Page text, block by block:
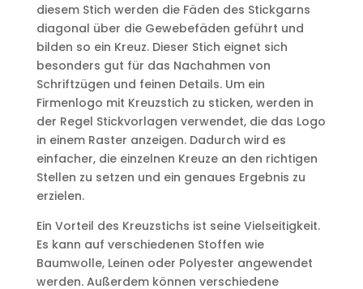
diesem Stich werden die Fäden des Stickgarns
diagonal über die Gewebefäden geführt und
bilden so ein Kreuz. Dieser Stich eignet sich
besonders gut für das Nachahmen von
Schriftzügen und feinen Details. Um ein
Firmenlogo mit Kreuzstich zu sticken, werden in
der Regel Stickvorlagen verwendet, die das Logo
in einem Raster anzeigen. Dadurch wird es
einfacher, die einzelnen Kreuze an den richtigen
Stellen zu setzen und ein genaues Ergebnis zu
erzielen.
Ein Vorteil des Kreuzstichs ist seine Vielseitigkeit.
Es kann auf verschiedenen Stoffen wie
Baumwolle, Leinen oder Polyester angewendet
werden. Außerdem können verschiedene